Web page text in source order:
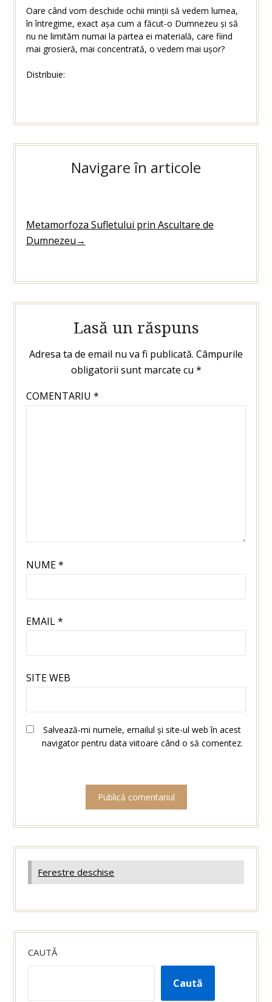
Oare când vom deschide ochii minții să vedem lumea,
în întregime, exact așa cum a făcut-o Dumnezeu și să
nu ne limităm numai la partea ei materială, care fiind
mai grosieră, mai concentrată, o vedem mai ușor?
Distribuie:
Navigare în articole
Metamorfoza Sufletului prin Ascultare de
Dumnezeu→
Lasă un răspuns
Adresa ta de email nu va fi publicată. Câmpurile
obligatorii sunt marcate cu *
COMENTARIU *
NUME*
EMAIL*
SITE WEB
Salvează-mi numele, emailul și site-ul web în acest
navigator pentru data viitoare când o să comentez.
Ferestre deschise
CAUTĂ
Caută